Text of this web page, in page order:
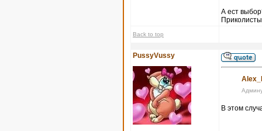
А ест
Back to top
PussyVussy
В этом